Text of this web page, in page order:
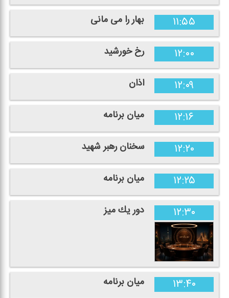
۱۱:۵۵ بهار را می مانی
۱۲:۰۰ رخ خورشید
۱۲:۰۹ اذان
۱۲:۱۶ میان برنامه
۱۲:۲۰ سخنان رهبر شهید
۱۲:۲۵ میان برنامه
۱۲:۳۰ دور یك میز
۱۳:۴۰ میان برنامه